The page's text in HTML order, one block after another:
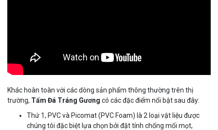
Khác hoàn toàn với các dòng sản phẩm thông thường trên thị
trường, Tấm Đá Tráng Gương có các đặc điểm nổi bật sau đây:
Thứ 1, PVC và Picomat (PVC Foam) là 2 loại vật liệu được
chúng tôi đặc biệt lựa chọn bởi đặt tính chống mối mọt,